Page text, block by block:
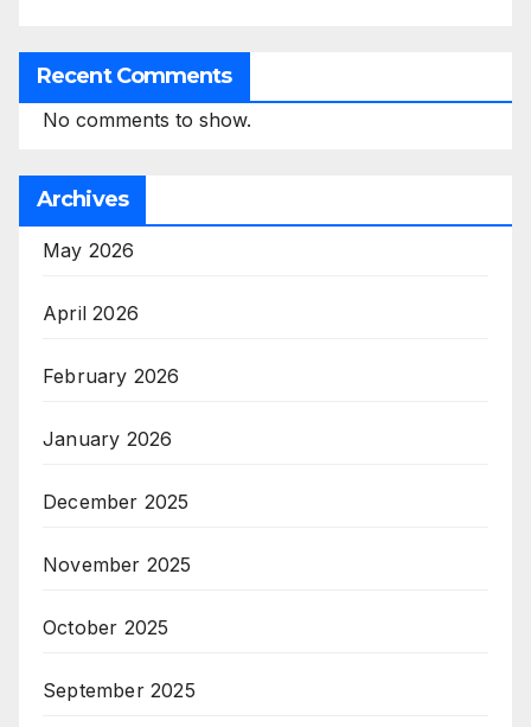
Recent Comments
No comments to show.
Archives
May 2026
April 2026
February 2026
January 2026
December 2025
November 2025
October 2025
September 2025